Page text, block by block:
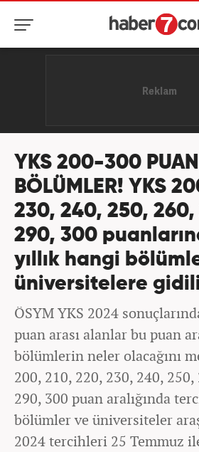
YKS 200-300
BÖLÜMLER! YKS
230, 240, 250, 260,
290, 300
yıllık hangi
üniversitelere
ÖSYM YKS 2024
puan arası alanlar bu puan
bölümlerin neler olacağını
200, 210, 220, 230, 240,
290, 300 puan aralığında
bölümler ve üniversiteler
2024 tercihleri 25 Temmuz